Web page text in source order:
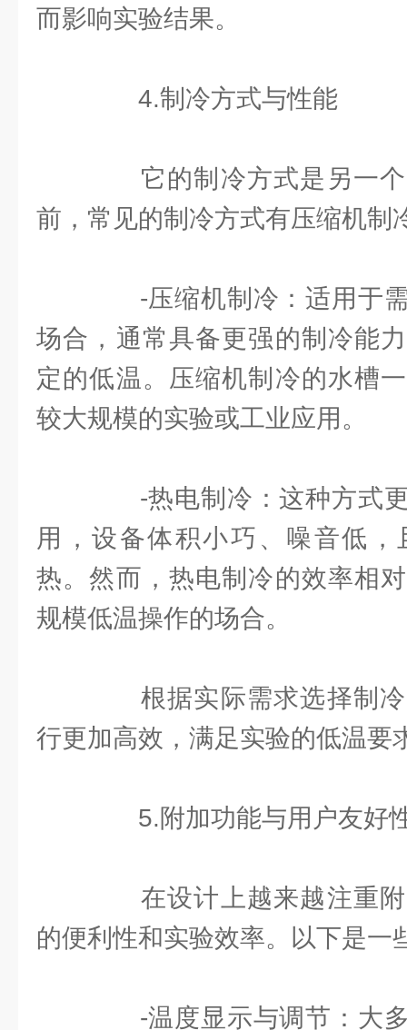
而影响实验结果。
4.制冷方式与性能
它的制冷方式是另一个
前，常见的制冷方式有压缩机制
-压缩机制冷：适用于需
场合，通常具备更强的制冷能
定的低温。压缩机制冷的水槽
较大规模的实验或工业应用。
-热电制冷：这种方式更
用，设备体积小巧、噪音低
热。然而，热电制冷的效率相
规模低温操作的场合。
根据实际需求选择制冷
行更加高效，满足实验的低温要
5.附加功能与用户友好
在设计上越来越注重附
的便利性和实验效率。以下是一
-温度显示与调节：大多